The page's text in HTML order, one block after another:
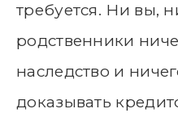
требуется. Ни вы,
родственники
наследство и
доказывать